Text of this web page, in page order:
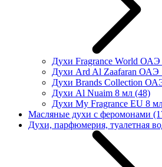
Духи Fragrance World ОАЭ
Духи Ard Al Zaafaran ОАЭ
Духи Brands Collection
Духи Al Nuaim 8 мл (48)
Духи My Fragrance EU 8
Масляные духи с феромонами
Духи, парфюмерия, туалетная